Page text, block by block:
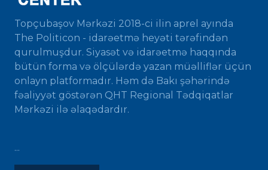
Topçubaşov Mərkəzi 2018-ci ilin aprel ayında
The Politicon - idarəetmə heyəti tərəfindən
qurulmuşdur. Siyasət və idarəetmə haqqında
bütün forma və ölçülərdə yazan müəlliflər üçün
onlayn platformadır. Həm də Bakı şəhərində
fəaliyyət göstərən QHT Regional Tədqiqatlar
Mərkəzi ilə əlaqədardır.
...